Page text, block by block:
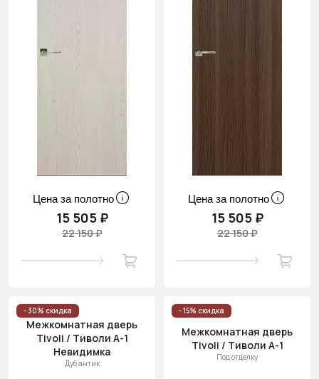
Цена за полотно
15 505 ₽
22 150 ₽
Цена за полотно
15 505 ₽
22 150 ₽
- 30% скидка
Межкомнатная дверь
Tivoli / Тиволи А-1
Невидимка
Дуб антик
- 15% скидка
Межкомнатная дверь
Tivoli / Тиволи А-1
Под отделку